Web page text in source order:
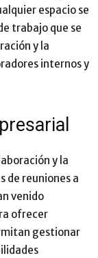
espacio se
trabajo que se
y la
internos y
y la
de reuniones a
venido
ofrecer
gestionar